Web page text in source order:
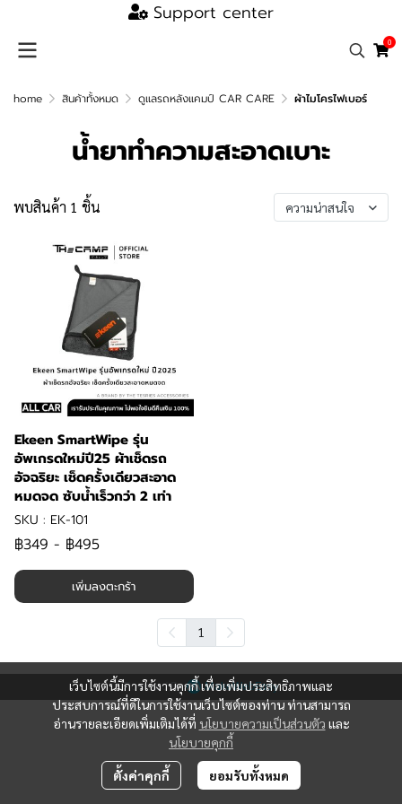
Support center
0
home สินค้าทั้งหมด ดูแลรถหลังแคมป์ CAR CARE ผ้าไมโครไฟเบอร์
น้ํายาทําความสะอาดเบาะ
พบสินค้า 1 ชิ้น ความน่าสนใจ
Ekeen SmartWipe รุ่น
อัพเกรดใหม่ปี25 ผ้าเช็ดรถ
อัจฉริยะ เช็ดครั้งเดียวสะอาด
หมดจด ซับน้ำเร็วกว่า 2 เท่า
SKU : EK-101
฿349 - ฿495
เพิ่มลงตะกร้า
1
เว็บไซต์นี้มีการใช้งานคุกกี้ เพื่อเพิ่มประสิทธิภาพและ
ประสบการณ์ที่ดีในการใช้งานเว็บไซต์ของท่าน ท่านสามารถ
อ่านรายละเอียดเพิ่มเติมได้ที่ นโยบายความเป็นส่วนตัว และ
นโยบายคุกกี้
ตั้งค่าคุกกี้ ยอมรับทั้งหมด
Powered By MakeWebEasy